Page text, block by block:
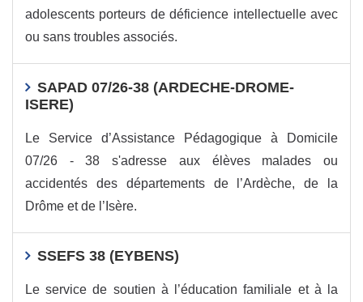
adolescents porteurs de déficience intellectuelle avec
ou sans troubles associés.
SAPAD 07/26-38 (ARDECHE-DROME-
ISERE)
Le Service d’Assistance Pédagogique à Domicile
07/26 - 38 s'adresse aux élèves malades ou
accidentés des départements de l’Ardèche, de la
Drôme et de l’Isère.
SSEFS 38 (EYBENS)
Le service de soutien à l’éducation familiale et à la